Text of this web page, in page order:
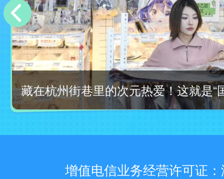
藏在杭州街巷里的次元热爱！这就是“
增值电信业务经营许可证